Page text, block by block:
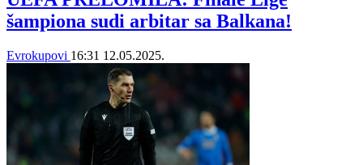
šampiona sudi arbitar sa Balkana!
Evrokupovi 16:31 12.05.2025.